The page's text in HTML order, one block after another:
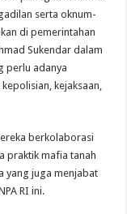
serta oknum-
di pemerintahan
Sukendar dalam
perlu adanya
kejaksaan,
berkolaborasi
praktik mafia tanah
yang juga menjabat
RI ini.